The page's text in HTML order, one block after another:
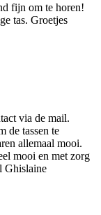
fijn om te horen!
tas. Groetjes
via de mail.
de tassen te
allemaal mooi.
mooi en met zorg
Ghislaine